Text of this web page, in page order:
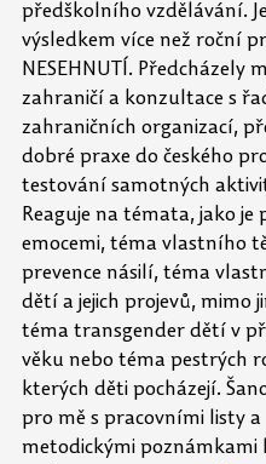
předškolního vzdělávání.
výsledkem více než roční
NESEHNUTÍ. Předcházely
zahraničí a konzultace s
zahraničních organizací,
dobré praxe do českého
testování samotných
Reaguje na témata, jako je
emocemi, téma vlastního
prevence násilí, téma
dětí a jejich projevů, mimo
téma transgender dětí v
věku nebo téma pestrých
kterých děti pocházejí.
pro mě s pracovními listy a
metodickými poznámkami